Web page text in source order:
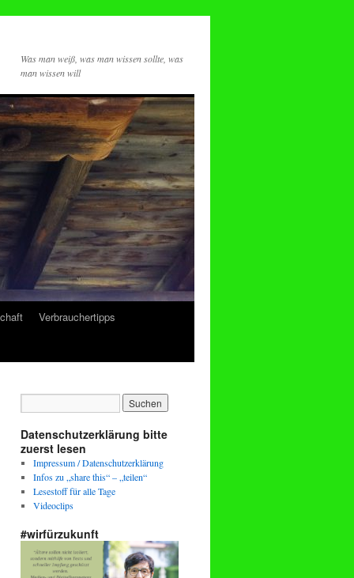
Was man weiß, was man wissen sollte, was
man wissen will
Verbrauchertipps
Datenschutzerklärung bitte
zuerst lesen
Impressum / Datenschutzerklärung
Infos zu „share this“ – „teilen“
Lesestoff für alle Tage
Videoclips
#wirfürzukunft